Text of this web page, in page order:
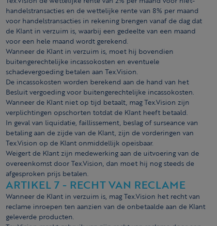
handelstransacties en de wettelijke rente van 8% per maand
voor handelstransacties in rekening brengen vanaf de dag dat
de Klant in verzuim is, waarbij een gedeelte van een maand
voor een hele maand wordt gerekend.
Wanneer de Klant in verzuim is, moet hij bovendien
buitengerechtelijke incassokosten en eventuele
schadevergoeding betalen aan Tex.Vision.
De incassokosten worden berekend aan de hand van het
Besluit vergoeding voor buitengerechtelijke incassokosten.
Wanneer de Klant niet op tijd betaalt, mag Tex.Vision zijn
verplichtingen opschorten totdat de Klant heeft betaald.
In geval van liquidatie, faillissement, beslag of surseance van
betaling aan de zijde van de Klant, zijn de vorderingen van
Tex.Vision op de Klant onmiddellijk opeisbaar.
Weigert de Klant zijn medewerking aan de uitvoering van de
overeenkomst door Tex.Vision, dan moet hij nog steeds de
afgesproken prijs betalen.
ARTIKEL 7 - RECHT VAN RECLAME
Wanneer de Klant in verzuim is, mag Tex.Vision het recht van
reclame inroepen ten aanzien van de onbetaalde aan de Klant
geleverde producten.